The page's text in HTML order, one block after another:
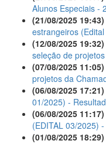
Alunos Especiais -
(21/08/2025 19:43)
estrangeiros
(12/08/2025 19:32)
seleção de
(07/08/2025 11:05)
projetos da
(06/08/2025 17:21)
01/2025) -
(06/08/2025 11:17)
(EDITAL 03/2025)
(01/08/2025 18:29)